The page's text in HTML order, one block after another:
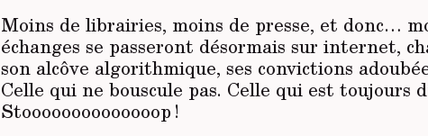
Moins de librairies, moins de presse, et donc…
échanges se passeront désormais sur internet,
son alcôve algorithmique, ses convictions
Celle qui ne bouscule pas. Celle qui est toujours
Stoooooooooooooop !